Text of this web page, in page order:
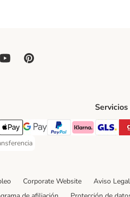
Method
Express Payment Method
Pay Payment Method
Google Pay Payment Method
PayPal Payment Method
Klarna Payment
MethodPayment Method
Corporate Website Aviso Legal